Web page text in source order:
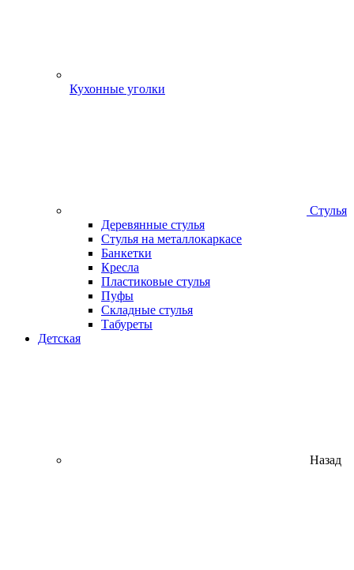
Кухонные уголки
Стулья
Деревянные стулья
Стулья на металлокаркасе
Банкетки
Кресла
Пластиковые стулья
Пуфы
Складные стулья
Табуреты
Детская
Назад